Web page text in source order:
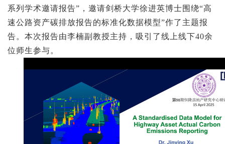
系列学术邀请报告”，邀请剑桥大学徐进英博士围绕“高
速公路资产碳排放报告的标准化数据模型”作了主题报
告。本次报告由李楠副教授主持，吸引了线上线下40余
位师生参与。